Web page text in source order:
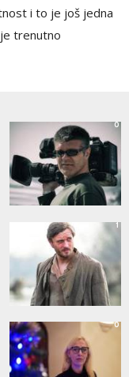
i to je još jedna
trenutno
0
1
0